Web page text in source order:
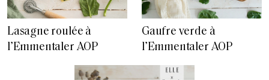
Lasagne roulée à
l’Emmentaler AOP
Gaufre verde à
l’Emmentaler AOP